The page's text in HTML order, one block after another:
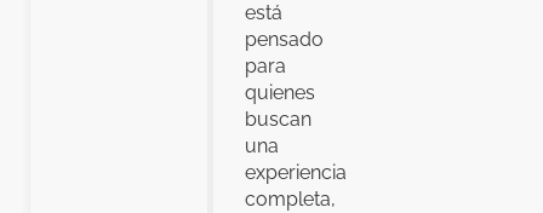
está
pensado
para
quienes
buscan
una
experiencia
completa,